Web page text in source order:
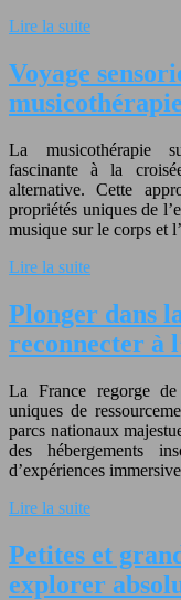
Lire la suite
Voyage
La musicothérapie
fascinante à la
alternative. Cette
propriétés uniques de
musique sur le corps et
Lire la suite
Plonger dans
reconnecter à
La France regorge
uniques de
parcs nationaux
des hébergements
d’expériences
Lire la suite
Petites et
explorer